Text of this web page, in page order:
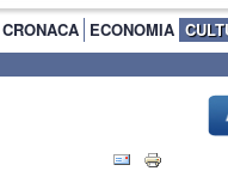
CRONACA ECONOMIA